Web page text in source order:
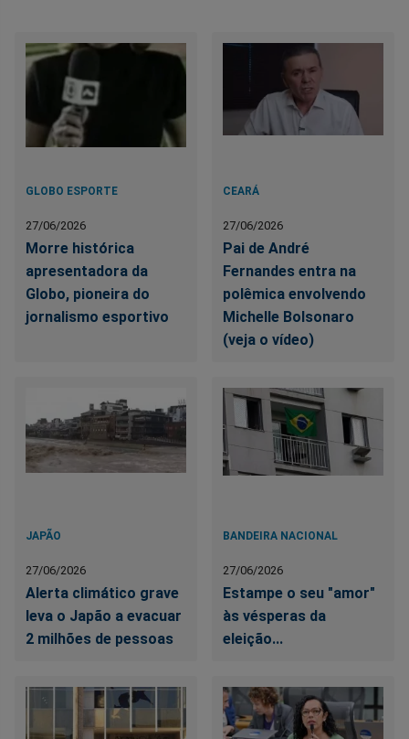
GLOBO ESPORTE
27/06/2026
Morre histórica
apresentadora da
Globo, pioneira do
jornalismo esportivo
CEARÁ
27/06/2026
Pai de André
Fernandes entra na
polêmica envolvendo
Michelle Bolsonaro
(veja o vídeo)
JAPÃO
27/06/2026
Alerta climático grave
leva o Japão a evacuar
2 milhões de pessoas
BANDEIRA NACIONAL
27/06/2026
Estampe o seu "amor"
às vésperas da
eleição...